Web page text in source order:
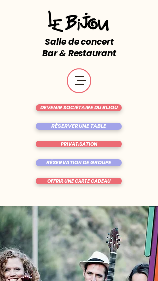
Salle de concert
Bar & Restaurant
RÉSERVER UNE TABLE
OFFRIR UNE CARTE CADEAU
DEVENIR SOCIÉTAIRE DU BIJOU
RÉSERVATION DE GROUPE
PRIVATISATION